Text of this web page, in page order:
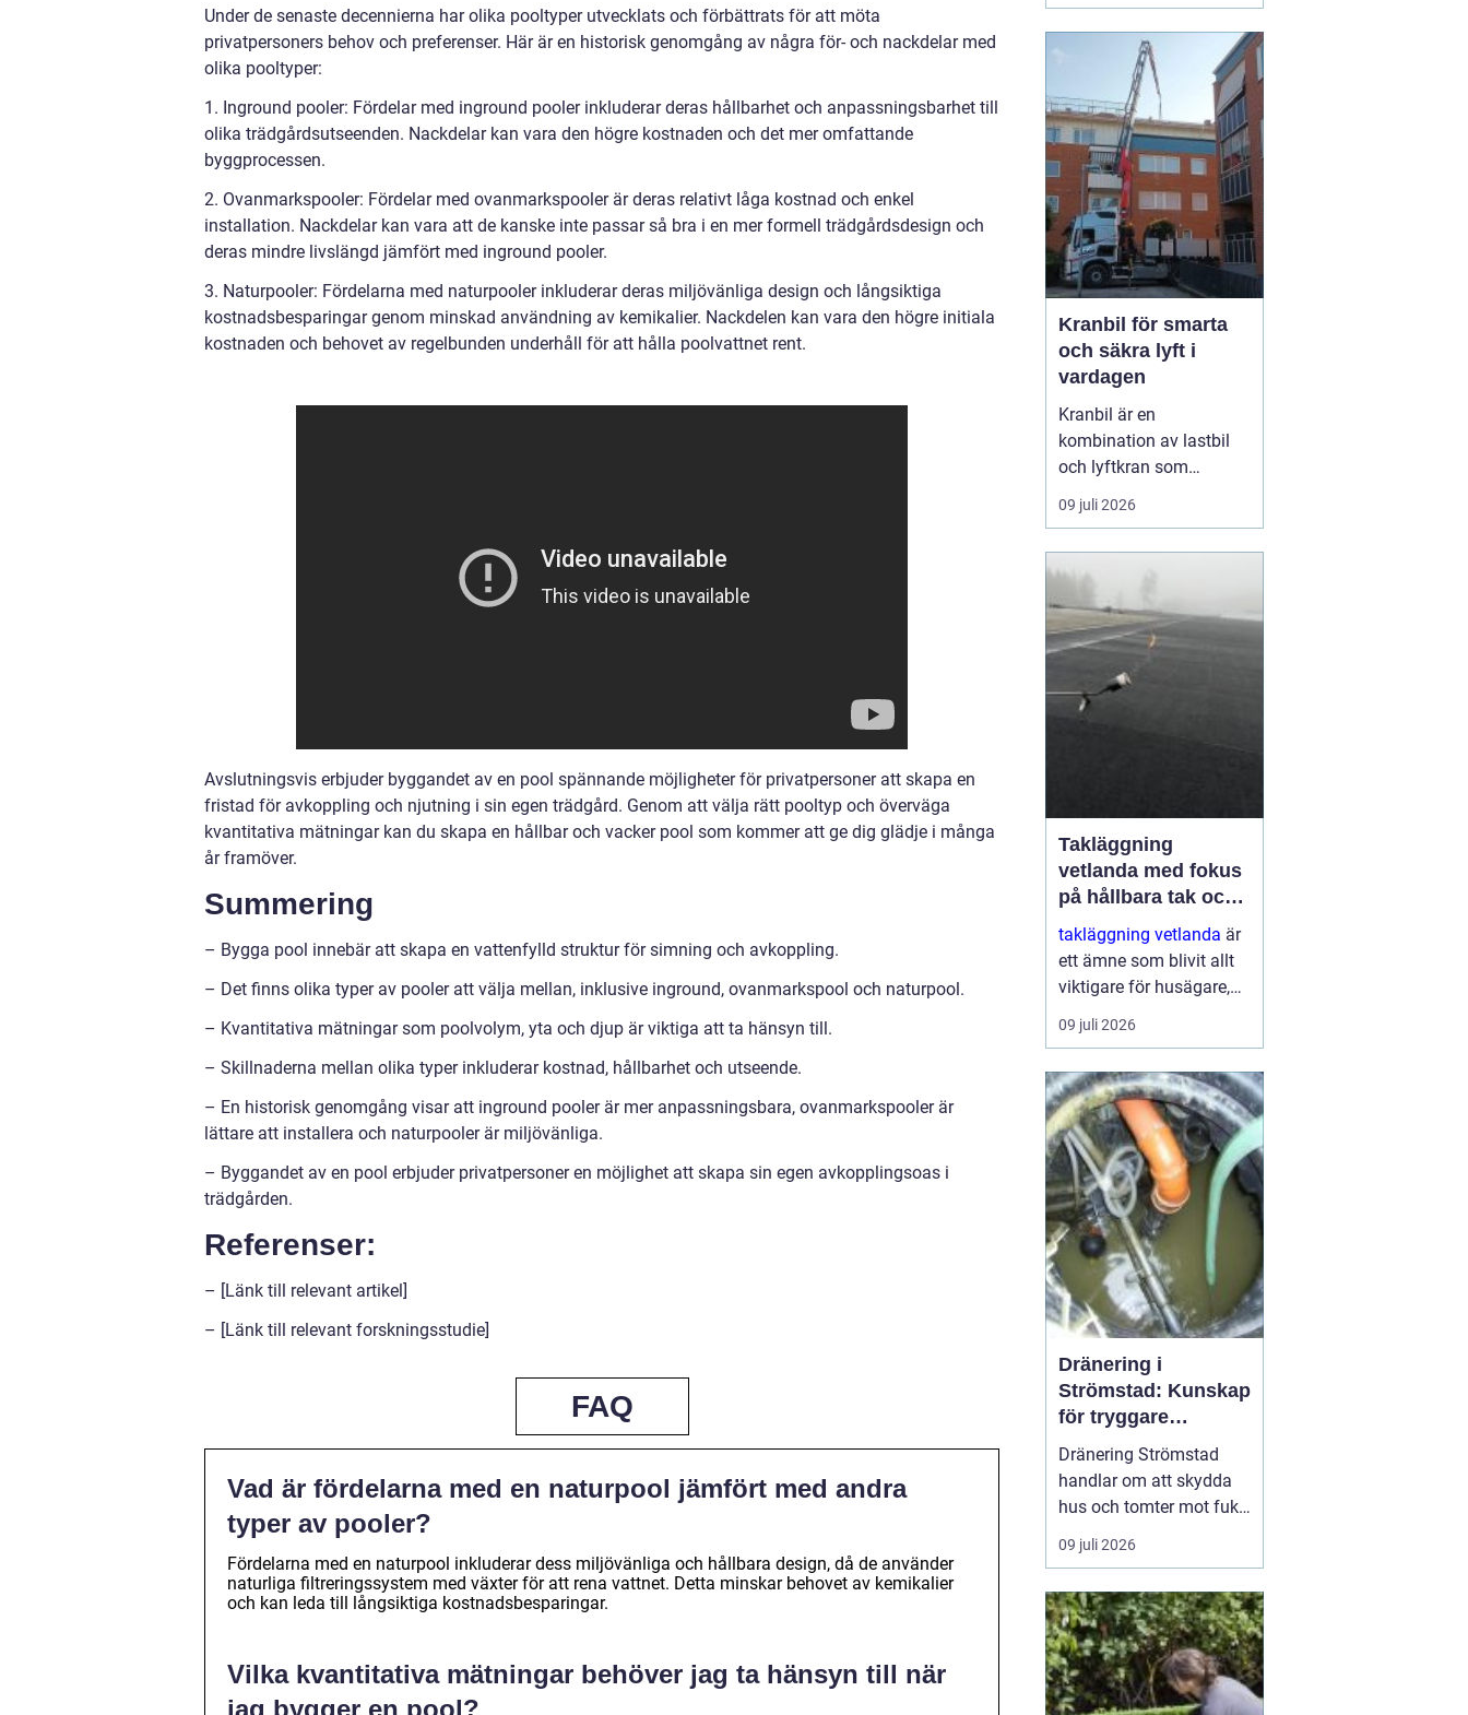
Under de senaste decennierna har olika pooltyper utvecklats och förbättrats för att möta
privatpersoners behov och preferenser. Här är en historisk genomgång av några för- och nackdelar med
olika pooltyper:
1. Inground pooler: Fördelar med inground pooler inkluderar deras hållbarhet och anpassningsbarhet till
olika trädgårdsutseenden. Nackdelar kan vara den högre kostnaden och det mer omfattande
byggprocessen.
2. Ovanmarkspooler: Fördelar med ovanmarkspooler är deras relativt låga kostnad och enkel
installation. Nackdelar kan vara att de kanske inte passar så bra i en mer formell trädgårdsdesign och
deras mindre livslängd jämfört med inground pooler.
3. Naturpooler: Fördelarna med naturpooler inkluderar deras miljövänliga design och långsiktiga
kostnadsbesparingar genom minskad användning av kemikalier. Nackdelen kan vara den högre initiala
kostnaden och behovet av regelbunden underhåll för att hålla poolvattnet rent.
Avslutningsvis erbjuder byggandet av en pool spännande möjligheter för privatpersoner att skapa en
fristad för avkoppling och njutning i sin egen trädgård. Genom att välja rätt pooltyp och överväga
kvantitativa mätningar kan du skapa en hållbar och vacker pool som kommer att ge dig glädje i många
år framöver.
Summering
– Bygga pool innebär att skapa en vattenfylld struktur för simning och avkoppling.
– Det finns olika typer av pooler att välja mellan, inklusive inground, ovanmarkspool och naturpool.
– Kvantitativa mätningar som poolvolym, yta och djup är viktiga att ta hänsyn till.
– Skillnaderna mellan olika typer inkluderar kostnad, hållbarhet och utseende.
– En historisk genomgång visar att inground pooler är mer anpassningsbara, ovanmarkspooler är
lättare att installera och naturpooler är miljövänliga.
– Byggandet av en pool erbjuder privatpersoner en möjlighet att skapa sin egen avkopplingsoas i
trädgården.
Referenser:
– [Länk till relevant artikel]
– [Länk till relevant forskningsstudie]
FAQ
Vad är fördelarna med en naturpool jämfört med andra
typer av pooler?
Fördelarna med en naturpool inkluderar dess miljövänliga och hållbara design, då de använder
naturliga filtreringssystem med växter för att rena vattnet. Detta minskar behovet av kemikalier
och kan leda till långsiktiga kostnadsbesparingar.
Vilka kvantitativa mätningar behöver jag ta hänsyn till när
jag bygger en pool?
sikre mennesker, verdier
og informasjon på en
ryddig måte. Moderne
lø...
Kranbil för smarta
och säkra lyft i
vardagen
Kranbil är en
kombination av lastbil
och lyftkran som
används när tungt eller
skrymmande material
säkert och
Genom att hyra en
kranbil kan
privatpersoner, företag
och entrepren&...
09 juli 2026
Takläggning
vetlanda med fokus
på hållbara tak och
trygga hus
takläggning vetlanda är
ett ämne som blivit allt
viktigare för husägare,
bostadsrättsföreningar
och fastighetsägare i
skyddar inte bara mot
regn, snö och blåst, utan
påve...
09 juli 2026
Dränering i
Strömstad: Kunskap
för tryggare
husgrunder
Dränering Strömstad
handlar om att skydda
hus och tomter mot fukt,
läckage och långsiktiga
skador i en miljö som
kustklimat, klippor och
varierande
markförhållanden.
Genom att förstå...
09 juli 2026